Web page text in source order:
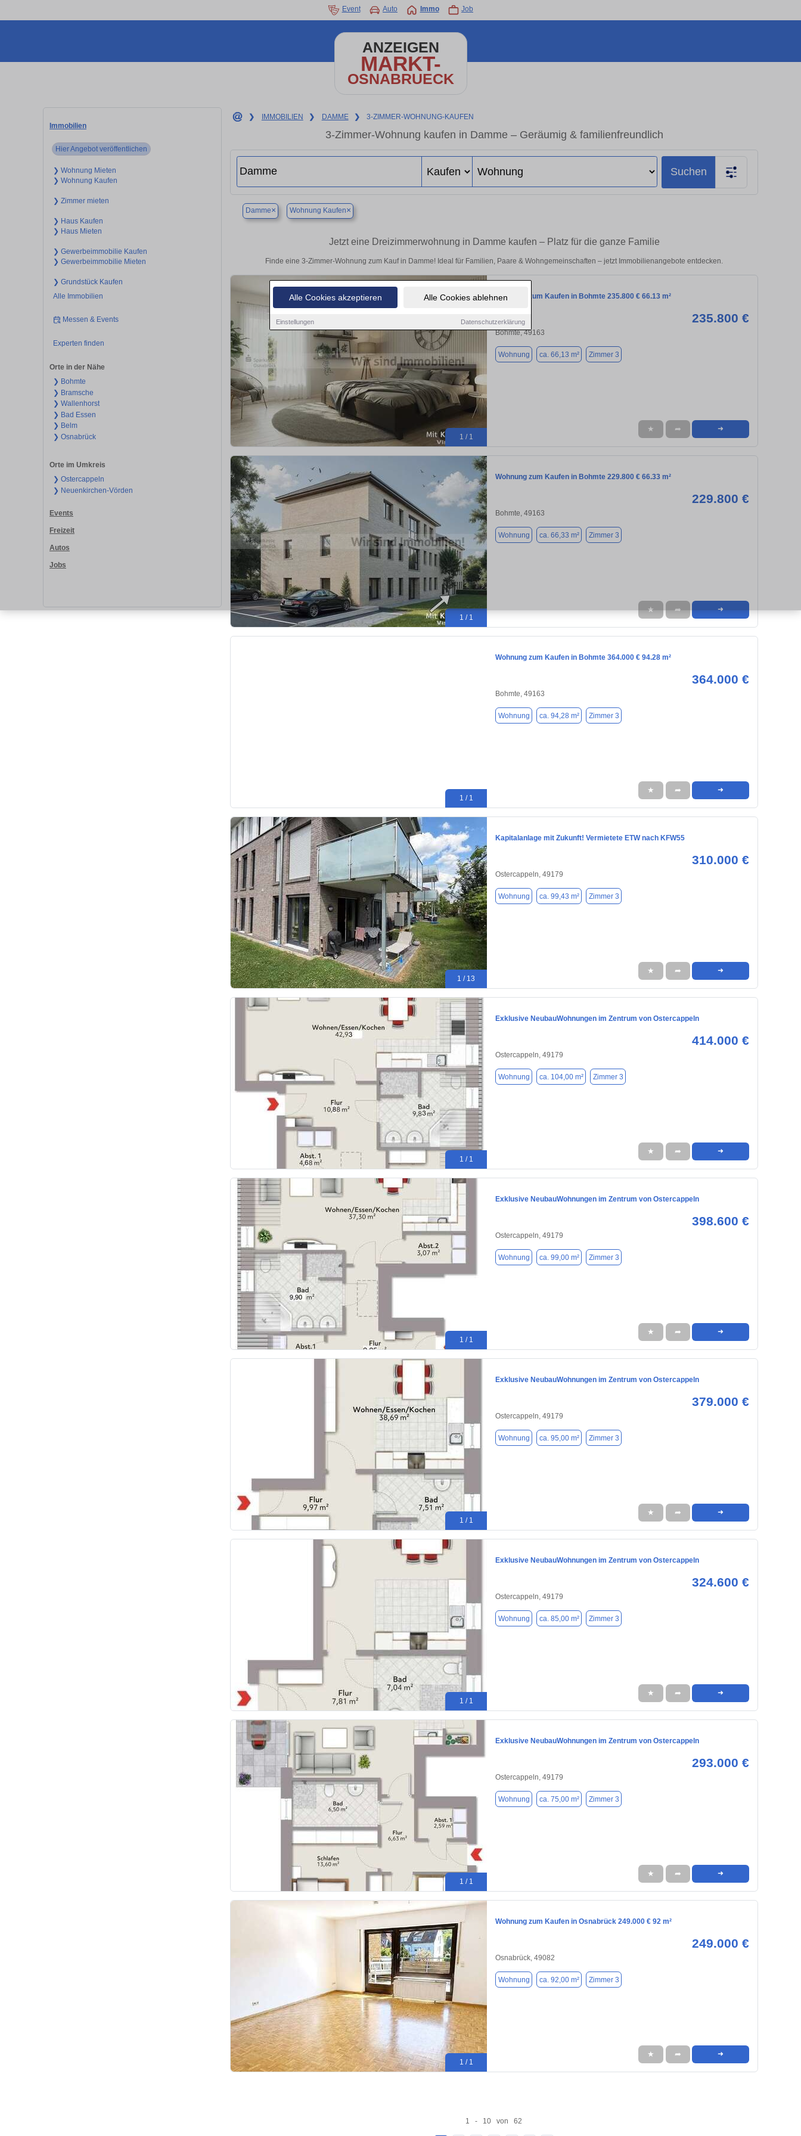
Alle Cookies akzeptieren Alle Cookies ablehnen
Einstellungen Datenschutzerklärung
Event Auto Immo Job
ANZEIGEN
MARKT-
OSNABRUECK
Immobilien
Hier Angebot veröffentlichen
❯ Wohnung Mieten
❯ Wohnung Kaufen
❯ Zimmer mieten
❯ Haus Kaufen
❯ Haus Mieten
❯ Gewerbeimmobilie Kaufen
❯ Gewerbeimmobilie Mieten
❯ Grundstück Kaufen
Alle Immobilien
Messen & Events
Experten finden
Orte in der Nähe
❯ Bohmte
❯ Bramsche
❯ Wallenhorst
❯ Bad Essen
❯ Belm
❯ Osnabrück
Orte im Umkreis
❯ Ostercappeln
❯ Neuenkirchen-Vörden
Events
Freizeit
Autos
Jobs
❯ IMMOBILIEN ❯ DAMME ❯ 3-ZIMMER-WOHNUNG-KAUFEN
3-Zimmer-Wohnung kaufen in Damme – Geräumig & familienfreundlich
Suchen
Damme× Wohnung Kaufen×
Jetzt eine Dreizimmerwohnung in Damme kaufen – Platz für die ganze Familie
Finde eine 3-Zimmer-Wohnung zum Kauf in Damme! Ideal für Familien, Paare & Wohngemeinschaften – jetzt Immobilienangebote entdecken.
1 / 1
Wohnung zum Kaufen in Bohmte 235.800 € 66.13 m²
235.800 €
Bohmte, 49163
Wohnung ca. 66,13 m² Zimmer 3
★ ➦ ➜
1 / 1
Wohnung zum Kaufen in Bohmte 229.800 € 66.33 m²
229.800 €
Bohmte, 49163
Wohnung ca. 66,33 m² Zimmer 3
★ ➦ ➜
1 / 1
Wohnung zum Kaufen in Bohmte 364.000 € 94.28 m²
364.000 €
Bohmte, 49163
Wohnung ca. 94,28 m² Zimmer 3
★ ➦ ➜
1 / 13
Kapitalanlage mit Zukunft! Vermietete ETW nach KFW55
310.000 €
Ostercappeln, 49179
Wohnung ca. 99,43 m² Zimmer 3
★ ➦ ➜
1 / 1
Exklusive NeubauWohnungen im Zentrum von Ostercappeln
414.000 €
Ostercappeln, 49179
Wohnung ca. 104,00 m² Zimmer 3
★ ➦ ➜
1 / 1
Exklusive NeubauWohnungen im Zentrum von Ostercappeln
398.600 €
Ostercappeln, 49179
Wohnung ca. 99,00 m² Zimmer 3
★ ➦ ➜
1 / 1
Exklusive NeubauWohnungen im Zentrum von Ostercappeln
379.000 €
Ostercappeln, 49179
Wohnung ca. 95,00 m² Zimmer 3
★ ➦ ➜
1 / 1
Exklusive NeubauWohnungen im Zentrum von Ostercappeln
324.600 €
Ostercappeln, 49179
Wohnung ca. 85,00 m² Zimmer 3
★ ➦ ➜
1 / 1
Exklusive NeubauWohnungen im Zentrum von Ostercappeln
293.000 €
Ostercappeln, 49179
Wohnung ca. 75,00 m² Zimmer 3
★ ➦ ➜
1 / 1
Wohnung zum Kaufen in Osnabrück 249.000 € 92 m²
249.000 €
Osnabrück, 49082
Wohnung ca. 92,00 m² Zimmer 3
★ ➦ ➜
1 - 10 von 62